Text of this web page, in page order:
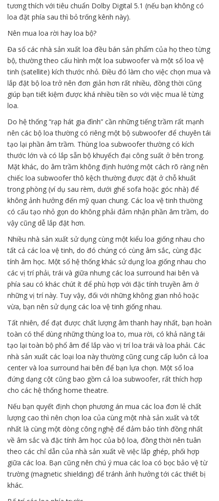
tương thích với tiêu chuẩn Dolby Digital 5.1 (nếu bạn không có
loa đặt phía sau thì bỏ trống kênh này).
Nên mua loa rời hay loa bộ?
Đa số các nhà sản xuất loa đều bán sản phẩm của họ theo từng
bộ, thường theo cấu hình một loa subwoofer và một số loa vệ
tinh (satellite) kích thước nhỏ. Điều đó làm cho việc chọn mua và
lắp đặt bộ loa trở nên đơn giản hơn rất nhiều, đồng thời cũng
giúp bạn tiết kiệm được khá nhiều tiền so với việc mua lẻ từng
loa.
Do hệ thống “rạp hát gia đình” cần những tiếng trầm rất mạnh
nên các bộ loa thường có riêng một bộ subwoofer để chuyên tái
tạo lại phần âm trầm. Thùng loa subwoofer thường có kích
thước lớn và có lắp sẵn bộ khuyếch đại công suất ở bên trong.
Mặt khác, do âm trầm không định hướng một cách rõ ràng nên
chiếc loa subwoofer thô kệch thường được đặt ở chỗ khuất
trong phòng (ví dụ sau rèm, dưới ghế sofa hoặc góc nhà) để
không ảnh hưởng đến mỹ quan chung. Các loa vệ tinh thường
có cấu tạo nhỏ gọn do không phải đảm nhận phần âm trầm, do
vậy cũng dễ lắp đặt hơn.
Nhiều nhà sản xuất sử dụng cùng một kiểu loa giống nhau cho
tất cả các loa vệ tinh, do đó chúng có cùng âm sắc, cùng đặc
tính âm học. Một số hệ thống khác sử dụng loa giống nhau cho
các vị trí phải, trái và giữa nhưng các loa surround hai bên và
phía sau có khác chút ít để phù hợp với đặc tính truyền âm ở
những vị trí này. Tuy vậy, đối với những không gian nhỏ hoặc
vừa, bạn nên sử dụng các loa vệ tinh giống nhau.
Tất nhiên, để đạt được chất lượng âm thanh hay nhất, bạn hoàn
toàn có thể dùng những thùng loa to, mua rời, có khả năng tái
tạo lại toàn bộ phổ âm để lắp vào vị trí loa trái và loa phải. Các
nhà sản xuất các loại loa này thường cũng cung cấp luôn cả loa
center và loa surround hai bên để bạn lựa chọn. Một số loa
đứng dạng cột cũng bao gồm cả loa subwoofer, rất thích hợp
cho các hệ thống home theatre.
Nếu bạn quyết định chọn phương án mua các loa đơn lẻ chất
lượng cao thì nên chọn loa của cùng một nhà sản xuất và tốt
nhất là cùng một dòng công nghệ để đảm bảo tính đồng nhất
về âm sắc và đặc tính âm học của bộ loa, đồng thời nên tuân
theo các chỉ dẫn của nhà sản xuất về việc lắp ghép, phối hợp
giữa các loa. Bạn cũng nên chú ý mua các loa có bọc bảo vệ từ
trường (magnetic shielding) để tránh ảnh hưởng tới các thiết bị
khác.